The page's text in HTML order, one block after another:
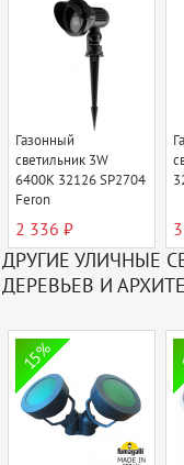
Газонный
светильник 3W
6400К 32126 SP2704
Feron
2 336 ₽
ДРУГИЕ УЛИЧНЫЕ
ДЕРЕВЬЕВ И
15%